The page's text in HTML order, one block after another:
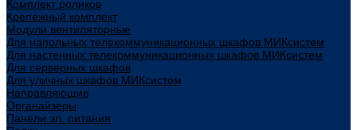
Комплект роликов
Крепежный комплект
Модули вентиляторные
Для напольных телекоммуникационных шкафов МИКсистем
Для настенных телекоммуникационных шкафов МИКсистем
Для серверных шкафов
Для уличных шкафов МИКсистем
Направляющие
Органайзеры
Панели эл. питания